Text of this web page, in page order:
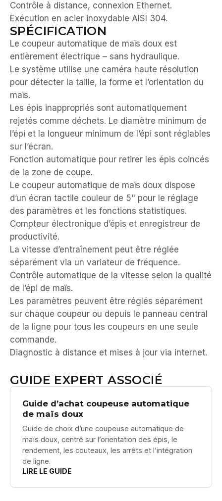
Contrôle à distance, connexion Ethernet.
Exécution en acier inoxydable AISI 304.
SPÉCIFICATION
Le coupeur automatique de maïs doux est
entièrement électrique – sans hydraulique.
Le système utilise une caméra haute résolution
pour détecter la taille, la forme et l’orientation du
maïs.
Les épis inappropriés sont automatiquement
rejetés comme déchets. Le diamètre minimum de
l’épi et la longueur minimum de l’épi sont réglables
sur l’écran.
Fonction automatique pour retirer les épis coincés
de la zone de coupe.
Le coupeur automatique de maïs doux dispose
d’un écran tactile couleur de 5" pour le réglage
des paramètres et les fonctions statistiques.
Compteur électronique d’épis et enregistreur de
productivité.
La vitesse d’entraînement peut être réglée
séparément via un variateur de fréquence.
Contrôle automatique de la vitesse selon la qualité
de l’épi de maïs.
Les paramètres peuvent être réglés séparément
sur chaque coupeur ou depuis le panneau central
de la ligne pour tous les coupeurs en une seule
commande.
Diagnostic à distance et mises à jour via internet.
GUIDE EXPERT ASSOCIÉ
Guide d’achat coupeuse automatique
de maïs doux
Guide de choix d’une coupeuse automatique de
maïs doux, centré sur l’orientation des épis, le
rendement, les couteaux, les arrêts et l’intégration
de ligne.
LIRE LE GUIDE